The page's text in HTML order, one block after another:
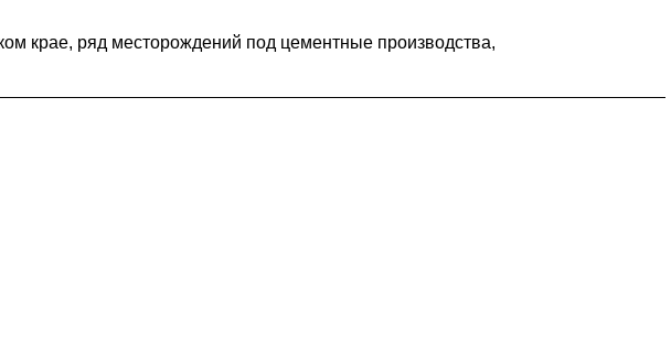
крае, ряд месторождений под цементные производства,